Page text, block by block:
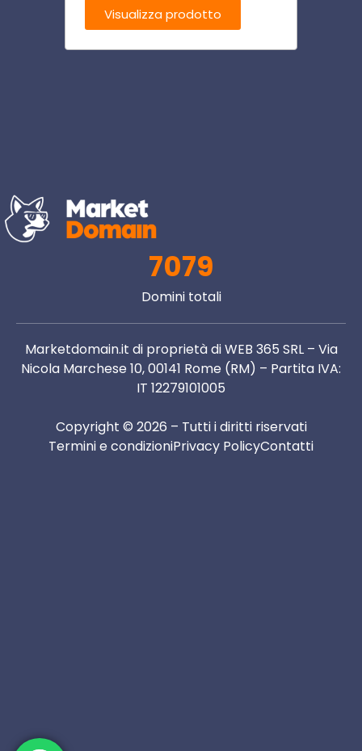
Visualizza prodotto
7079
Domini totali
Marketdomain.it di proprietà di WEB 365 SRL – Via
Nicola Marchese 10, 00141 Rome (RM) – Partita IVA:
IT 12279101005
Copyright © 2026 – Tutti i diritti riservati
Termini e condizioniPrivacy PolicyContatti